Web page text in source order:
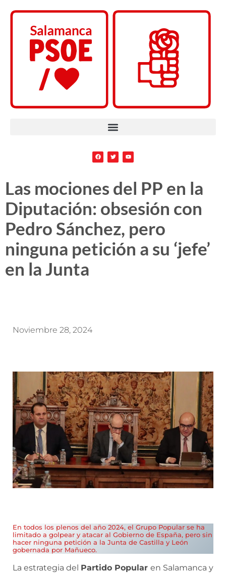
Las mociones del PP en la
Diputación: obsesión con
Pedro Sánchez, pero
ninguna petición a su ‘jefe’
en la Junta
Noviembre 28, 2024
En todos los plenos del año 2024, el Grupo Popular se ha
limitado a golpear y atacar al Gobierno de España, pero sin
hacer ninguna petición a la Junta de Castilla y León
gobernada por Mañueco.
La estrategia del Partido Popular en Salamanca y